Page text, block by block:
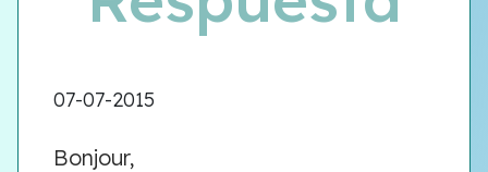
07-07-2015
Bonjour,